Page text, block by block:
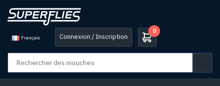
Français Connexion / Inscription
0